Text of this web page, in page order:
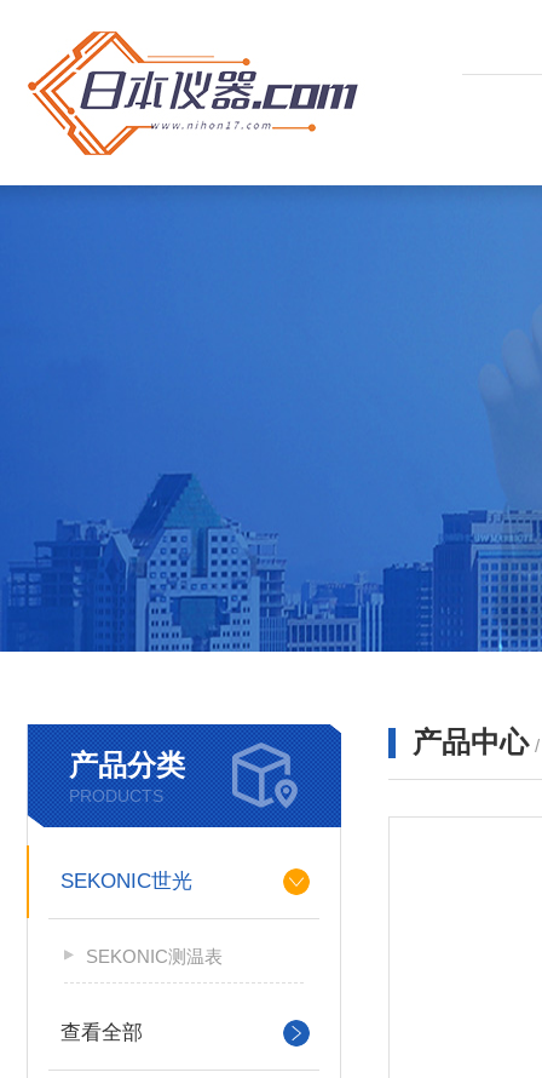
产品分类
PRODUCTS
SEKONIC世光
SEKONIC测温表
查看全部
产品中心